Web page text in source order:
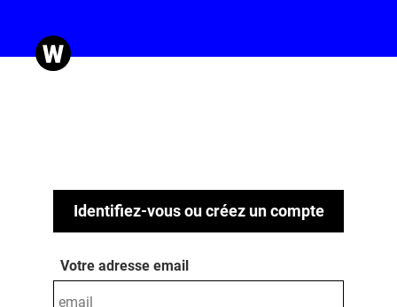
Identifiez-vous ou créez un compte
Votre adresse email